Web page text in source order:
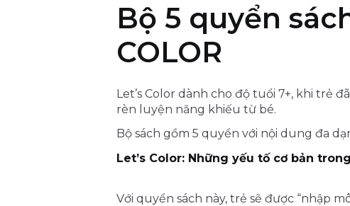
Bộ 5 quyển
COLOR
Let’s Color dành cho độ tuổi 7+, khi trẻ
rèn luyện năng khiếu từ bé.
Bộ sách gồm 5 quyển với nội dung đa
Let’s Color: Những yếu tố cơ bản
Với quyển sách này, trẻ sẽ được “nhập